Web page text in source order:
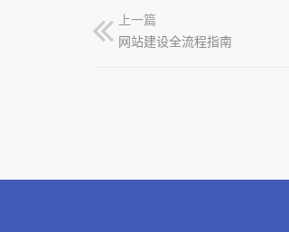
上一篇
网站建设全流程指南